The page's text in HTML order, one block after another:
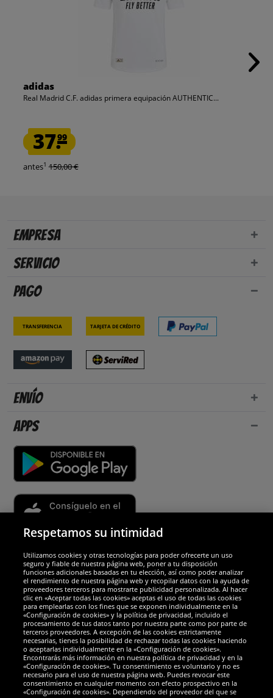
adidas
Real Madrid C.F. adidas primera equipación AUTHENTIC...
37.99
antes1 150,00 €
Empresa
Servicio
Pago
Transferencia Tarjeta de crédito
Envío
Apps
Socios y seguridad
Galardones
Respetamos su intimidad
Utilizamos cookies y otras tecnologías para poder ofrecerte un uso
seguro y fiable de nuestra página web, poner a tu disposición
funciones adicionales basadas en tu elección, así como poder analizar
el rendimiento de nuestra página web y recopilar datos con la ayuda de
proveedores terceros para mostrarte publicidad personalizada. Al hacer
clic en «Aceptar todas las cookies» aceptas el uso de todas las cookies
para emplearlas con los fines que se exponen individualmente en la
«Configuración de cookies» y la política de privacidad, incluido el
procesamiento de tus datos tanto por nuestra parte como por parte de
terceros proveedores. A excepción de las cookies estrictamente
necesarias, tienes la posibilidad de rechazar todas las cookies haciendo
o aceptarlas individualmente en la «Configuración de cookies».
Encontrarás más información en nuestra política de privacidad y en la
«Configuración de cookies». Tu consentimiento es voluntario y no es
necesario para el uso de nuestra página web. Puedes revocar este
consentimiento en cualquier momento con efecto prospectivo en la
«Configuración de cookies». Dependiendo del proveedor del que se